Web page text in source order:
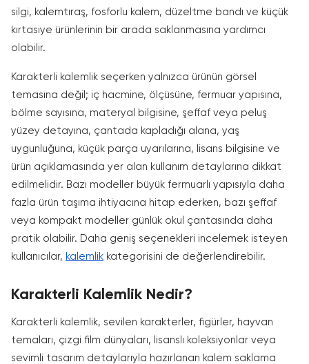
silgi, kalemtıraş, fosforlu kalem, düzeltme bandı ve küçük
kırtasiye ürünlerinin bir arada saklanmasına yardımcı
olabilir.
Karakterli kalemlik seçerken yalnızca ürünün görsel
temasına değil; iç hacmine, ölçüsüne, fermuar yapısına,
bölme sayısına, materyal bilgisine, şeffaf veya peluş
yüzey detayına, çantada kapladığı alana, yaş
uygunluğuna, küçük parça uyarılarına, lisans bilgisine ve
ürün açıklamasında yer alan kullanım detaylarına dikkat
edilmelidir. Bazı modeller büyük fermuarlı yapısıyla daha
fazla ürün taşıma ihtiyacına hitap ederken, bazı şeffaf
veya kompakt modeller günlük okul çantasında daha
pratik olabilir. Daha geniş seçenekleri incelemek isteyen
kullanıcılar, kalemlik kategorisini de değerlendirebilir.
Karakterli Kalemlik Nedir?
Karakterli kalemlik, sevilen karakterler, figürler, hayvan
temaları, çizgi film dünyaları, lisanslı koleksiyonlar veya
sevimli tasarım detaylarıyla hazırlanan kalem saklama